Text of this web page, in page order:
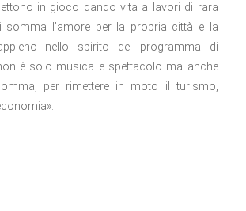
in gioco dando vita a lavori di rara
somma l’amore per la propria città e la
nello spirito del programma di
è solo musica e spettacolo ma anche
per rimettere in moto il turismo,